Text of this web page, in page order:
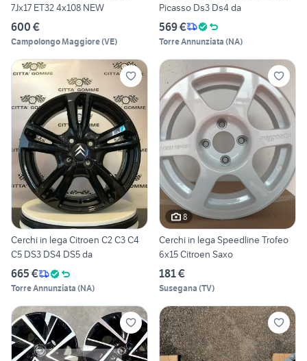
7Jx17 ET32 4x108 NEW
600 €
Campolongo Maggiore(VE)
Picasso Ds3 Ds4 da
569 €
Torre Annunziata (NA)
Cerchi in lega Citroen C2 C3 C4
C5 DS3 DS4 DS5 da
665 €
Torre Annunziata (NA)
8
Cerchi in lega Speedline Trofeo
6x15 Citroen Saxo
181 €
Susegana (TV)